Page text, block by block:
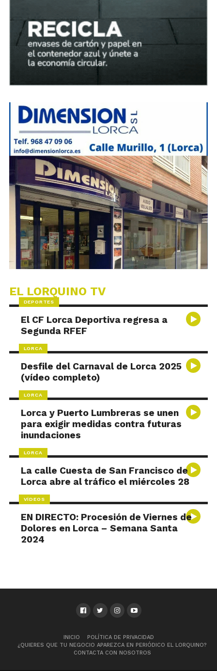
EL LORQUINO TV
DEPORTES
El CF Lorca Deportiva regresa a
Segunda RFEF
LORCA
Desfile del Carnaval de Lorca 2025
(vídeo completo)
LORCA
Lorca y Puerto Lumbreras se unen
para exigir medidas contra futuras
inundaciones
LORCA
La calle Cuesta de San Francisco de
Lorca abre al tráfico el miércoles 28
VÍDEOS
EN DIRECTO: Procesión de Viernes de
Dolores en Lorca – Semana Santa
2024
INICIO
POLÍTICA DE PRIVACIDAD
¿QUIERES QUE TU NEGOCIO APAREZCA EN PERIÓDICO EL LORQUINO?
CONTACTA CON NOSOTROS